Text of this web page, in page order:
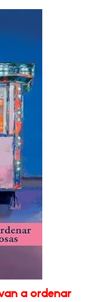
a ordenar